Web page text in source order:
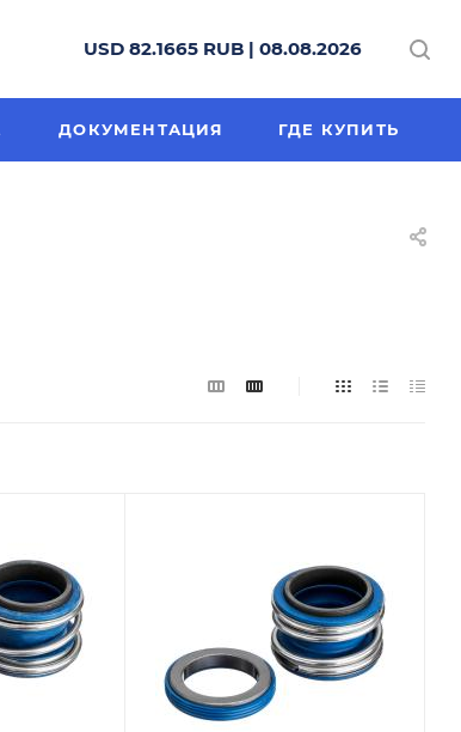
USD 82.1665 RUB | 08.08.2026
ДОКУМЕНТАЦИЯ ГДЕ КУПИТЬ